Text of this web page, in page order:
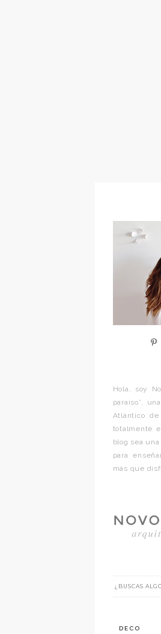
Hola, soy
paraíso”,
Atlántico
totalmente
blog sea
para
más que
DECO